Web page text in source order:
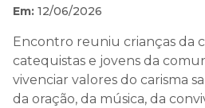
Em: 12/06/2026
Encontro reuniu crianças da
catequistas e jovens da
vivenciar valores do carisma
da oração, da música, da